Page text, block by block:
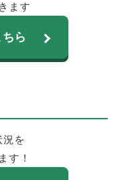
ます
ら
況を
す！